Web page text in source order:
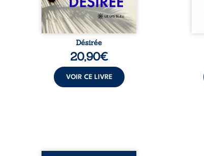
Désirée
20,90€
VOIR CE LIVRE